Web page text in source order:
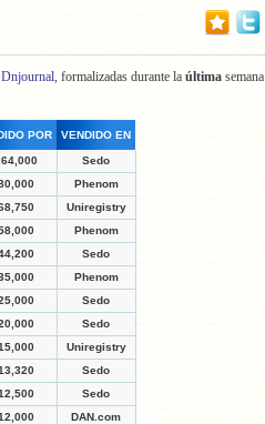
Dnjournal, formalizadas durante la última semana
POR VENDIDO EN
Sedo
Phenom
Uniregistry
Phenom
Sedo
Phenom
Sedo
Sedo
Uniregistry
Sedo
Sedo
DAN.com